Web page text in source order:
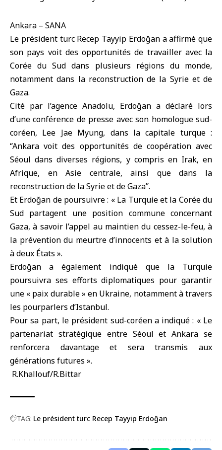
Ankara – SANA
Le président turc Recep Tayyip Erdoğana affirmé que
son pays voit des opportunités de travailler avec la
Corée du Sud dans plusieurs régions du monde,
notamment dans la reconstruction de la Syrie et de
Gaza.
Cité par l’agence Anadolu, Erdoğan a déclaré lors
d’une conférence de presse avec son homologue sud-
coréen, Lee Jae Myung, dans la capitale turque :
‘’Ankara voit des opportunités de coopération avec
Séoul dans diverses régions, y compris en Irak, en
Afrique, en Asie centrale, ainsi que dans la
reconstruction de la Syrie et de Gaza’’.
Et Erdoğan de poursuivre : « La Turquie et la Corée du
Sud partagent une position commune concernant
Gaza, à savoir l’appel au maintien du cessez-le-feu, à
la prévention du meurtre d’innocents et à la solution
à deux États ».
Erdoğan a également indiqué que la Turquie
poursuivra ses efforts diplomatiques pour garantir
une « paix durable » en Ukraine, notamment à travers
les pourparlers d’Istanbul.
Pour sa part, le président sud-coréen a indiqué : « Le
partenariat stratégique entre Séoul et Ankara se
renforcera davantage et sera transmis aux
générations futures ».
R.Khallouf/R.Bittar
TAG: Le président turc Recep Tayyip Erdoğan